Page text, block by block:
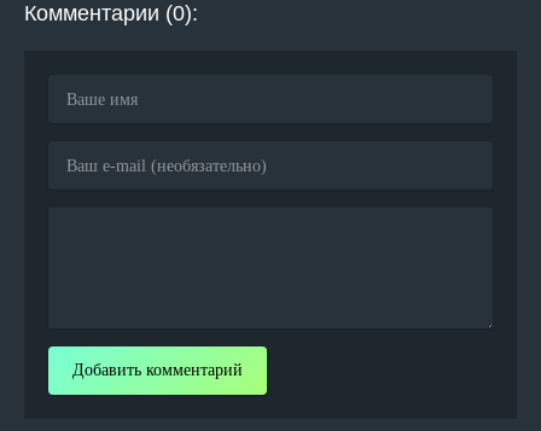
Комментарии (0):
Добавить комментарий